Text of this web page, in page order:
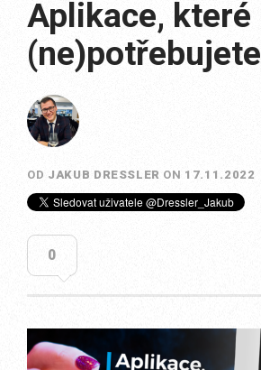
Aplikace, které
(ne)potřebujete
OD JAKUB DRESSLER ON 17.11.2022
0